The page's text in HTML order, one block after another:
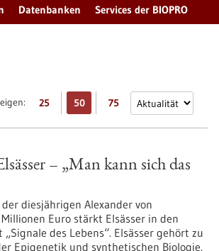
Datenbanken Services der BIOPRO
25 50 75
– „Man kann sich das
diesjährigen Alexander von
Euro stärkt Elsässer in den
des Lebens“. Elsässer gehört zu
Epigenetik und synthetischen Biologie.